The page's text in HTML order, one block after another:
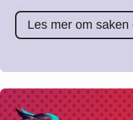
Les mer om